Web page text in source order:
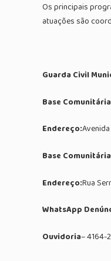
Os principais
atuações são
Guarda Civil
Base
Endereço:
Base
Endereço:Rua
WhatsApp
Ouvidoria– 4164-